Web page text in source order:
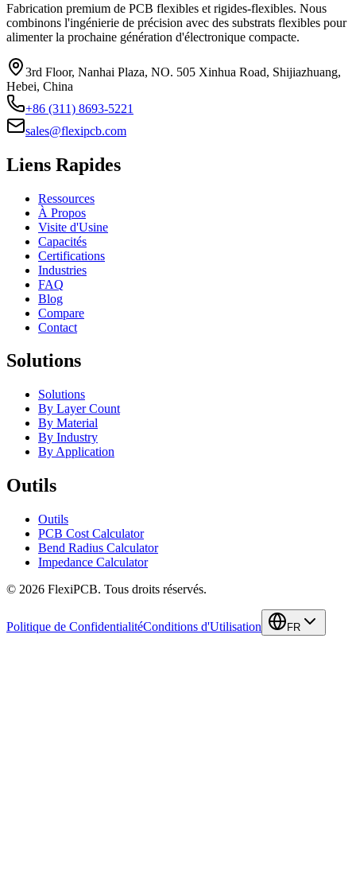
Fabrication premium de PCB flexibles et rigides-flexibles. Nous
combinons l'ingénierie de précision avec des substrats flexibles pour
alimenter la prochaine génération d'électronique compacte.
3rd Floor, Nanhai Plaza, NO. 505 Xinhua Road, Shijiazhuang,
Hebei, China
+86 (311) 8693-5221
sales@flexipcb.com
Liens Rapides
Ressources
À Propos
Visite d'Usine
Capacités
Certifications
Industries
FAQ
Blog
Compare
Contact
Solutions
Solutions
By Layer Count
By Material
By Industry
By Application
Outils
Outils
PCB Cost Calculator
Bend Radius Calculator
Impedance Calculator
© 2026 FlexiPCB. Tous droits réservés.
Politique de ConfidentialitéConditions d'Utilisation FR